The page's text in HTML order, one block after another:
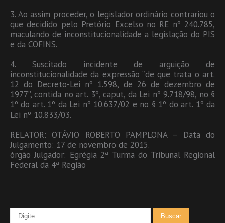
3. Ao assim proceder, o legislador ordinário contrariou o
que decidido pelo Pretório Excelso no RE nº 240.785,
maculando de inconstitucionalidade a legislação do PIS
e da COFINS.
4. Suscitado incidente de arguição de
inconstitucionalidade da expressão “de que trata o art.
12 do Decreto-Lei nº 1.598, de 26 de dezembro de
1977”, contida no art. 3º, caput, da Lei nº 9.718/98, no §
1º do art. 1º da Lei nº 10.637/02 e no § 1º do art. 1º da
Lei nº 10.833/03.
RELATOR: OTÁVIO ROBERTO PAMPLONA – Data do
Julgamento: 17 de novembro de 2015.
órgão Julgador: Egrégia 2ª Turma do Tribunal Regional
Federal da 4ª Região